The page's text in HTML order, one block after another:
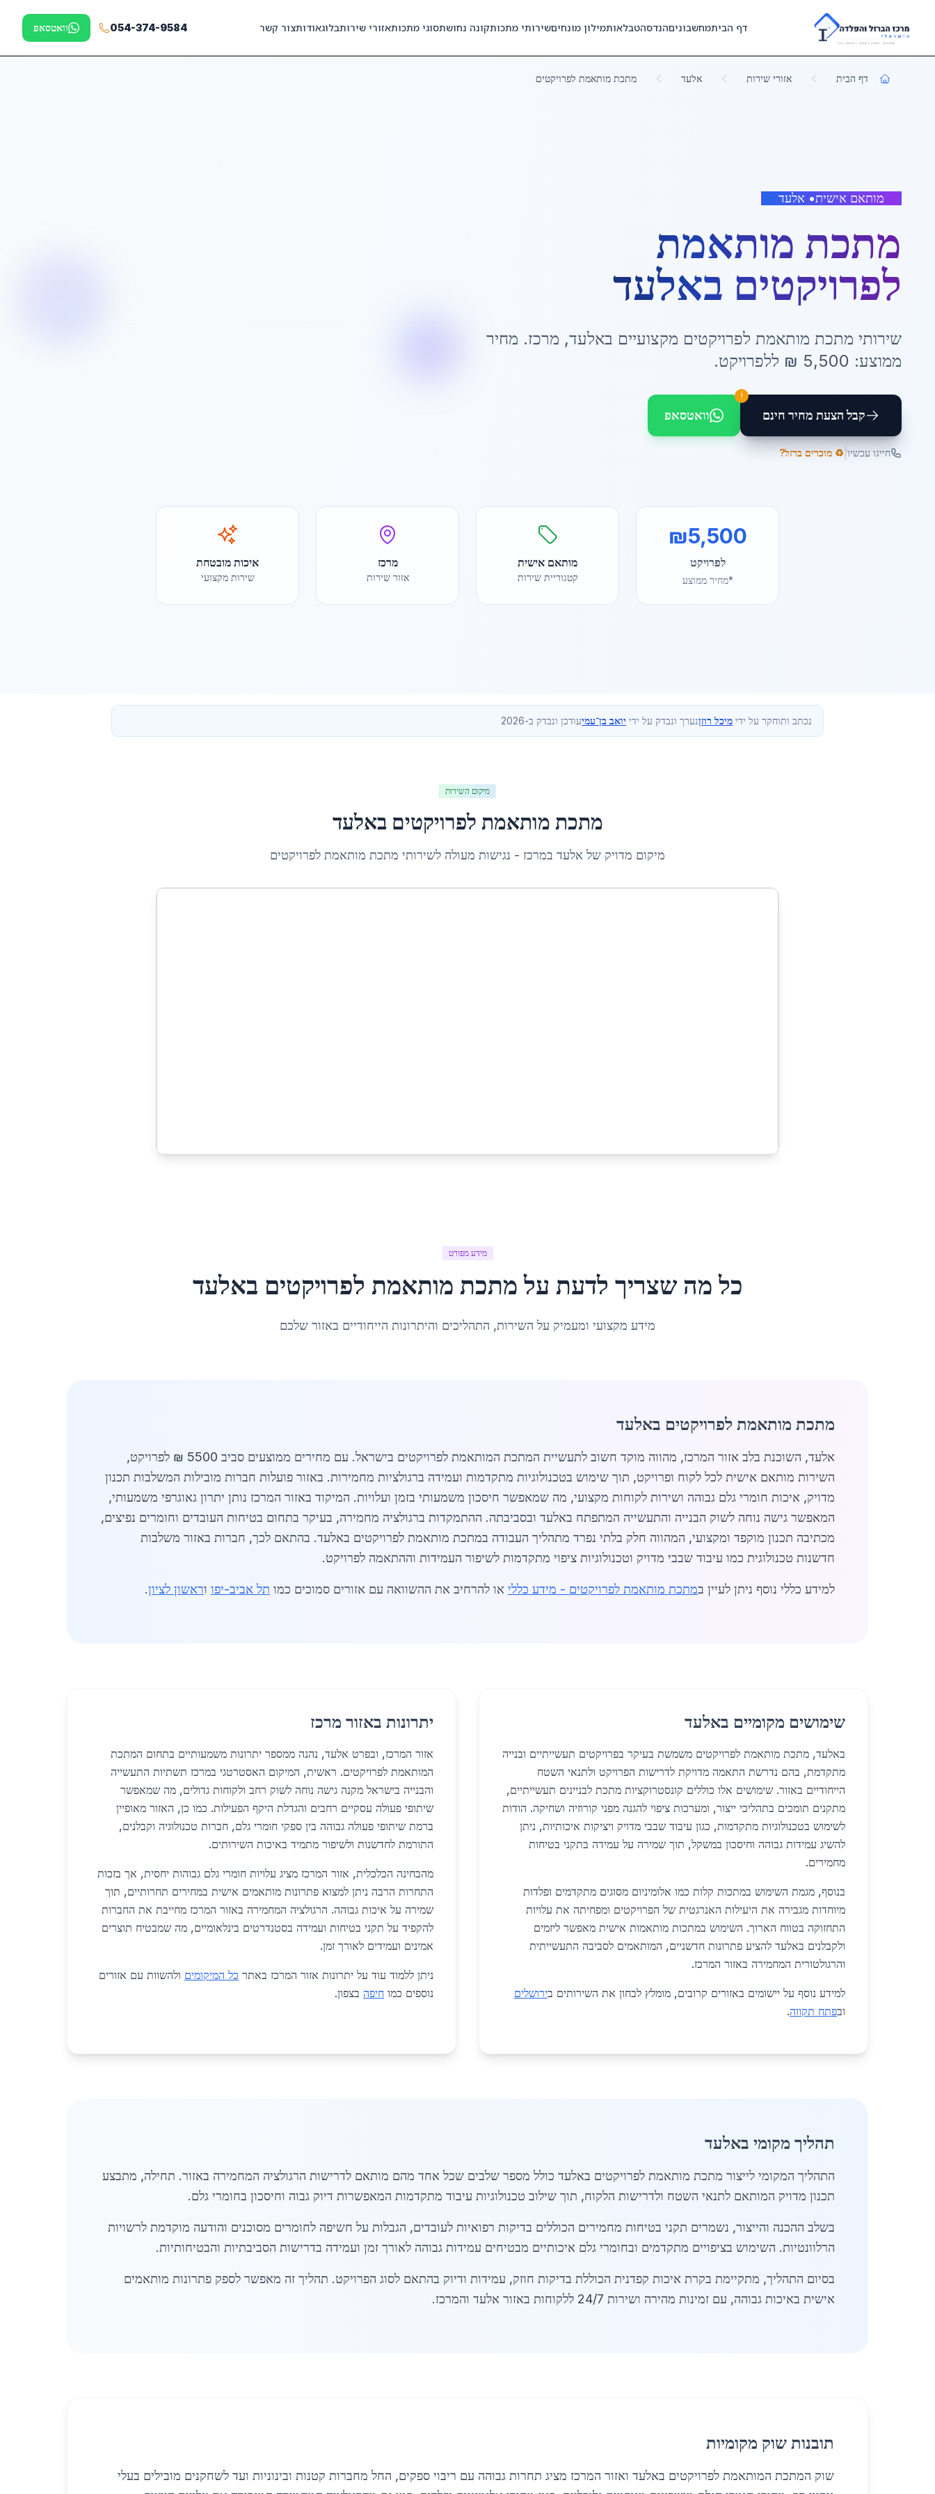
Skip to main content
דף הביתמחשבוניםהנדסהטבלאותמילון מונחיםשירותי מתכותקונה נחושתסוגי מתכותאזורי שירותבלוגאודותצור קשר 054-374-9584 וואטסאפ
דף הבית אזורי שירות אלעד מתכת מותאמת לפרויקטים
מותאם אישית• אלעד
מתכת מותאמת
לפרויקטים באלעד
שירותי מתכת מותאמת לפרויקטים מקצועיים באלעד, מרכז. מחיר
ממוצע: 5,500 ₪ ללפרויקט.
קבל הצעת מחיר חינם
!
וואטסאפ
חייגו עכשיו ♻️ מוכרים ברזל?
₪5,500
לפרויקט
*מחיר ממוצע
מותאם אישית
קטגוריית שירות
מרכז
אזור שירות
איכות מובטחת
שירות מקצועי
נכתב ותוחקר על ידי מיכל רוזןנערך ונבדק על ידי יואב בן־עמיעודכן ונבדק ב-2026
מיקום השירות
מתכת מותאמת לפרויקטים באלעד
מיקום מדויק של אלעד במרכז - נגישות מעולה לשירותי מתכת מותאמת לפרויקטים
מידע מפורט
כל מה שצריך לדעת על מתכת מותאמת לפרויקטים באלעד
מידע מקצועי ומעמיק על השירות, התהליכים והיתרונות הייחודיים באזור שלכם
מתכת מותאמת לפרויקטים באלעד
אלעד, השוכנת בלב אזור המרכז, מהווה מוקד חשוב לתעשיית המתכת המותאמת לפרויקטים בישראל. עם מחירים ממוצעים סביב 5500 ₪ לפרויקט,
השירות מותאם אישית לכל לקוח ופרויקט, תוך שימוש בטכנולוגיות מתקדמות ועמידה ברגולציות מחמירות. באזור פועלות חברות מובילות המשלבות תכנון
מדויק, איכות חומרי גלם גבוהה ושירות לקוחות מקצועי, מה שמאפשר חיסכון משמעותי בזמן ועלויות. המיקוד באזור המרכז נותן יתרון גאוגרפי משמעותי,
המאפשר גישה נוחה לשוק הבנייה והתעשייה המתפתח באלעד ובסביבתה. ההתמקדות ברגולציה מחמירה, בעיקר בתחום בטיחות העובדים וחומרים נפיצים,
מכתיבה תכנון מוקפד ומקצועי, המהווה חלק בלתי נפרד מתהליך העבודה במתכת מותאמת לפרויקטים באלעד. בהתאם לכך, חברות באזור משלבות
חדשנות טכנולוגית כמו עיבוד שבבי מדויק וטכנולוגיות ציפוי מתקדמות לשיפור העמידות וההתאמה לפרויקט.
למידע כללי נוסף ניתן לעיין במתכת מותאמת לפרויקטים - מידע כללי או להרחיב את ההשוואה עם אזורים סמוכים כמו תל אביב-יפו וראשון לציון.
שימושים מקומיים באלעד
באלעד, מתכת מותאמת לפרויקטים משמשת בעיקר בפרויקטים תעשייתיים ובנייה
מתקדמת, בהם נדרשת התאמה מדויקת לדרישות הפרויקט ולתנאי השטח
הייחודיים באזור. שימושים אלו כוללים קונסטרוקציות מתכת לבניינים תעשייתיים,
מתקנים תומכים בתהליכי ייצור, ומערכות ציפוי להגנה מפני קורוזיה ושחיקה. הודות
לשימוש בטכנולוגיות מתקדמות, כגון עיבוד שבבי מדויק ויציקות איכותיות, ניתן
להשיג עמידות גבוהה וחיסכון במשקל, תוך שמירה על עמידה בתקני בטיחות
מחמירים.
בנוסף, מגמת השימוש במתכות קלות כמו אלומיניום מסוגים מתקדמים ופלדות
מיוחדות מגבירה את היעילות האנרגטית של הפרויקטים ומפחיתה את עלויות
התחזוקה בטווח הארוך. השימוש במתכות מותאמות אישית מאפשר ליזמים
ולקבלנים באלעד להציע פתרונות חדשניים, המותאמים לסביבה התעשייתית
והרגולטורית המחמירה באזור המרכז.
למידע נוסף על יישומים באזורים קרובים, מומלץ לבחון את השירותים בירושלים
ובפתח תקווה.
יתרונות באזור מרכז
אזור המרכז, ובפרט אלעד, נהנה ממספר יתרונות משמעותיים בתחום המתכת
המותאמת לפרויקטים. ראשית, המיקום האסטרטגי במרכז תשתיות התעשייה
והבנייה בישראל מקנה גישה נוחה לשוק רחב ולקוחות גדולים, מה שמאפשר
שיתופי פעולה עסקיים רחבים והגדלת היקף הפעילות. כמו כן, האזור מאופיין
ברמת שיתופי פעולה גבוהה בין ספקי חומרי גלם, חברות טכנולוגיה וקבלנים,
התורמת לחדשנות ולשיפור מתמיד באיכות השירותים.
מהבחינה הכלכלית, אזור המרכז מציג עלויות חומרי גלם גבוהות יחסית, אך בזכות
התחרות הרבה ניתן למצוא פתרונות מותאמים אישית במחירים תחרותיים, תוך
שמירה על איכות גבוהה. הרגולציה המחמירה באזור המרכז מחייבת את החברות
להקפיד על תקני בטיחות ועמידה בסטנדרטים בינלאומיים, מה שמבטיח תוצרים
אמינים ועמידים לאורך זמן.
ניתן ללמוד עוד על יתרונות אזור המרכז באתר כל המיקומים ולהשוות עם אזורים
נוספים כמו חיפה בצפון.
תהליך מקומי באלעד
התהליך המקומי לייצור מתכת מותאמת לפרויקטים באלעד כולל מספר שלבים שכל אחד מהם מותאם לדרישות הרגולציה המחמירה באזור. תחילה, מתבצע
תכנון מדויק המותאם לתנאי השטח ולדרישות הלקוח, תוך שילוב טכנולוגיות עיבוד מתקדמות המאפשרות דיוק גבוה וחיסכון בחומרי גלם.
בשלב ההכנה והייצור, נשמרים תקני בטיחות מחמירים הכוללים בדיקות רפואיות לעובדים, הגבלות על חשיפה לחומרים מסוכנים והודעה מוקדמת לרשויות
הרלוונטיות. השימוש בציפויים מתקדמים ובחומרי גלם איכותיים מבטיחים עמידות גבוהה לאורך זמן ועמידה בדרישות הסביבתיות והבטיחותיות.
בסיום התהליך, מתקיימת בקרת איכות קפדנית הכוללת בדיקות חוזק, עמידות ודיוק בהתאם לסוג הפרויקט. תהליך זה מאפשר לספק פתרונות מותאמים
אישית באיכות גבוהה, עם זמינות מהירה ושירות 24/7 ללקוחות באזור אלעד והמרכז.
תובנות שוק מקומיות
שוק המתכת המותאמת לפרויקטים באלעד ואזור המרכז מציג תחרות גבוהה עם ריבוי ספקים, החל מחברות קטנות ובינוניות ועד לשחקנים מובילים בעלי